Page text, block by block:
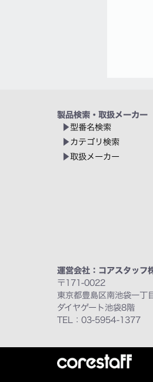
製品検索・取扱メーカー
型番名検索
カテゴリ検索
取扱メーカー
運営会社：コアスタッフ
〒171-0022
東京都豊島区南池袋一丁
ダイヤゲート池袋8階
TEL：03-5954-1377